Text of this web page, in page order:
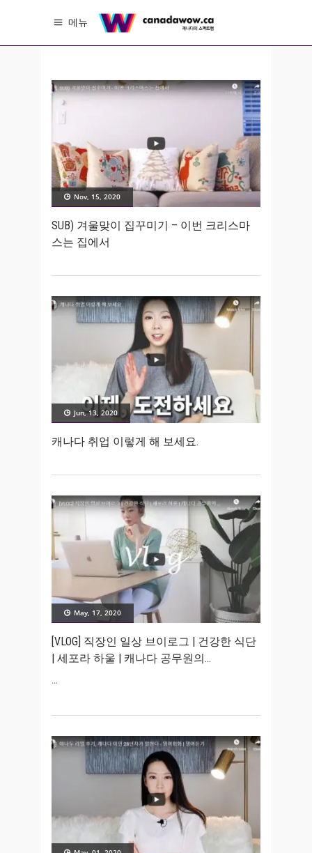
메뉴
Nov, 15, 2020
SUB) 겨울맞이 집꾸미기 – 이번 크리스마
스는 집에서
Jun, 13, 2020
캐나다 취업 이렇게 해 보세요.
May, 17, 2020
[VLOG] 직장인 일상 브이로그 | 건강한 식단
| 세포라 하울 | 캐나다 공무원의